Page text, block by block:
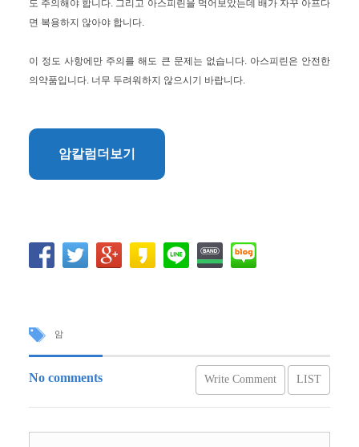
도 주의해야 합니다. 그리고 아스피린을 먹어보았는데 배가 자꾸 아프다
면 복용하지 않아야 합니다.
이 정도 사항에만 주의를 해도 큰 문제는 없습니다. 아스피린은 안전한
의약품입니다. 너무 두려워하지 않으시기 바랍니다.
암칼럼더보기
암
No comments Write Comment LIST